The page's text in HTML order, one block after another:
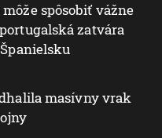
spôsobiť vážne
zatvára
masívny vrak